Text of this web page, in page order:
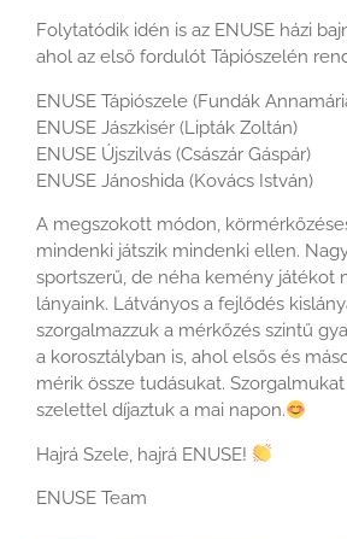
Folytatódik idén is az ENUSE házi
ahol az első fordulót Tápiószelén
ENUSE Tápiószele (Fundák
ENUSE Jászkisér (Lipták Zoltán)
ENUSE Újszilvás (Császár Gáspár)
ENUSE Jánoshida (Kovács István)
A megszokott módon,
mindenki játszik mindenki ellen.
sportszerű, de néha kemény játékot
lányaink. Látványos a fejlődés
szorgalmazzuk a mérkőzés szintű
a korosztályban is, ahol elsős és
mérik össze tudásukat.
szelettel díjaztuk a mai napon.
Hajrá Szele, hajrá ENUSE!
ENUSE Team